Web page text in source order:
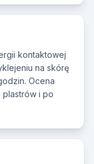
kontaktowej
na skórę
Ocena
i po